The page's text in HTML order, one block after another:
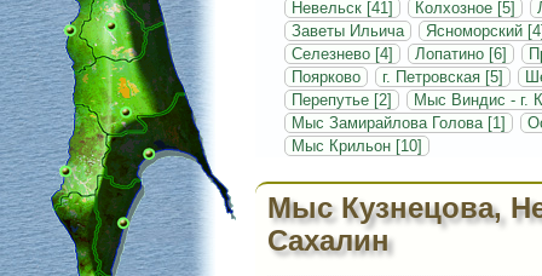
Невельск [41] Колхозное [5]
Заветы Ильича
Ясноморский
Селезнево [4]
Лопатино [6]
Поярково
г. Петровская [5]
Перепутье [2]
Мыс Виндис - г.
Мыс Замирайлова Голова [1]
Мыс Крильон [10]
Мыс Кузнецова,
Сахалин